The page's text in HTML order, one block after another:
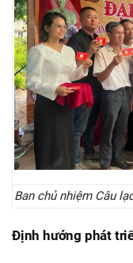
Ban chủ nhiệm Câu
Định hướng phát